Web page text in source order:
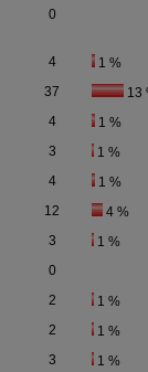
0
4 1 %
37 13
4 1 %
3 1 %
4 1 %
12 4 %
3 1 %
0
2 1 %
2 1 %
3 1 %